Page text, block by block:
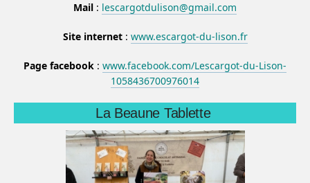
Mail : lescargotdulison@gmail.com
Site internet: www.escargot-du-lison.fr
Page facebook : www.facebook.com/Lescargot-du-Lison-
1058436700976014
La Beaune Tablette